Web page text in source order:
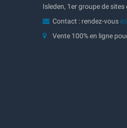
Isleden, 1er groupe de
Contact : rendez-vous ici
Vente 100% en ligne